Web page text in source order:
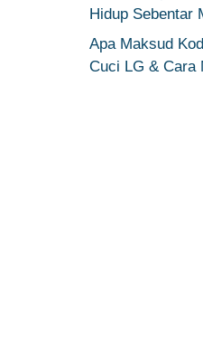
Hidup Sebentar
Apa Maksud
Cuci LG & Cara